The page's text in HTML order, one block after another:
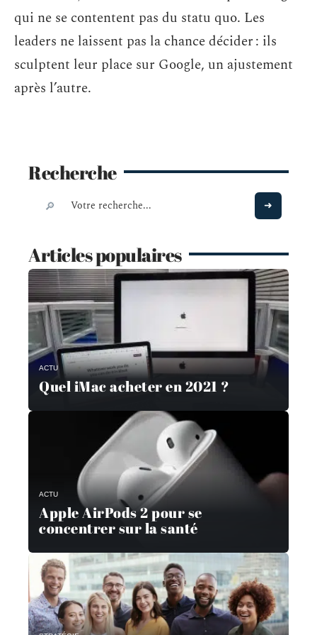
qui ne se contentent pas du statu quo. Les
leaders ne laissent pas la chance décider : ils
sculptent leur place sur Google, un ajustement
après l’autre.
Recherche
Articles populaires
ACTU
Quel iMac acheter en 2021 ?
ACTU
Apple AirPods 2 pour se
concentrer sur la santé